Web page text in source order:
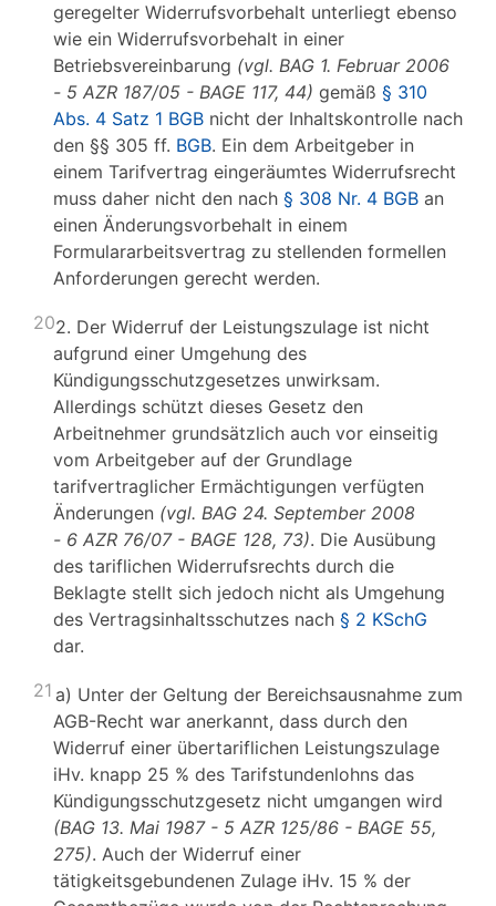
geregelter Widerrufsvorbehalt unterliegt ebenso
wie ein Widerrufsvorbehalt in einer
Betriebsvereinbarung (vgl. BAG 1. Februar 2006
- 5 AZR 187/05 - BAGE 117, 44) gemäß § 310
Abs. 4 Satz 1 BGB nicht der Inhaltskontrolle nach
den §§ 305 ff. BGB. Ein dem Arbeitgeber in
einem Tarifvertrag eingeräumtes Widerrufsrecht
muss daher nicht den nach § 308 Nr. 4 BGB an
einen Änderungsvorbehalt in einem
Formulararbeitsvertrag zu stellenden formellen
Anforderungen gerecht werden.
202. Der Widerruf der Leistungszulage ist nicht
aufgrund einer Umgehung des
Kündigungsschutzgesetzes unwirksam.
Allerdings schützt dieses Gesetz den
Arbeitnehmer grundsätzlich auch vor einseitig
vom Arbeitgeber auf der Grundlage
tarifvertraglicher Ermächtigungen verfügten
Änderungen (vgl. BAG 24. September 2008
- 6 AZR 76/07 - BAGE 128, 73). Die Ausübung
des tariflichen Widerrufsrechts durch die
Beklagte stellt sich jedoch nicht als Umgehung
des Vertragsinhaltsschutzes nach § 2 KSchG
dar.
21 a) Unter der Geltung der Bereichsausnahme zum
AGB-Recht war anerkannt, dass durch den
Widerruf einer übertariflichen Leistungszulage
iHv. knapp 25 % des Tarifstundenlohns das
Kündigungsschutzgesetz nicht umgangen wird
(BAG 13. Mai 1987 - 5 AZR 125/86 - BAGE 55,
275). Auch der Widerruf einer
tätigkeitsgebundenen Zulage iHv. 15 % der